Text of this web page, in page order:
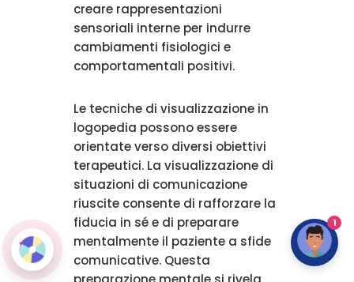
creare rappresentazioni
sensoriali interne per indurre
cambiamenti fisiologici e
comportamentali positivi.
Le tecniche di visualizzazione in
logopedia possono essere
orientate verso diversi obiettivi
terapeutici. La visualizzazione di
situazioni di comunicazione
riuscite consente di rafforzare la
fiducia in sé e di preparare
mentalmente il paziente a sfide
comunicative. Questa
1